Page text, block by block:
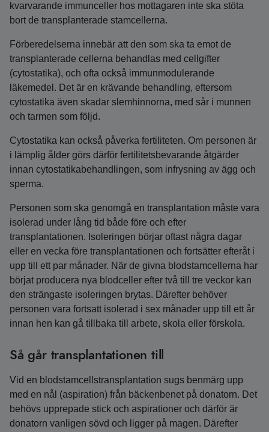
kvarvarande immunceller hos mottagaren inte ska stöta
bort de transplanterade stamcellerna.
Förberedelserna innebär att den som ska ta emot de
transplanterade cellerna behandlas med cellgifter
(cytostatika), och ofta också immunmodulerande
läkemedel. Det är en krävande behandling, eftersom
cytostatika även skadar slemhinnorna, med sår i munnen
och tarmen som följd.
Cytostatika kan också påverka fertiliteten. Om personen är
i lämplig ålder görs därför fertilitetsbevarande åtgärder
innan cytostatikabehandlingen, som infrysning av ägg och
sperma.
Personen som ska genomgå en transplantation måste vara
isolerad under lång tid både före och efter
transplantationen. Isoleringen börjar oftast några dagar
eller en vecka före transplantationen och fortsätter efteråt i
upp till ett par månader. När de givna blodstamcellerna har
börjat producera nya blodceller efter två till tre veckor kan
den strängaste isoleringen brytas. Därefter behöver
personen vara fortsatt isolerad i sex månader upp till ett år
innan hen kan gå tillbaka till arbete, skola eller förskola.
Så går transplantationen till
Vid en blodstamcellstransplantation sugs benmärg upp
med en nål (aspiration) från bäckenbenet på donatorn. Det
behövs upprepade stick och aspirationer och därför är
donatorn vanligen sövd och ligger på magen. Därefter